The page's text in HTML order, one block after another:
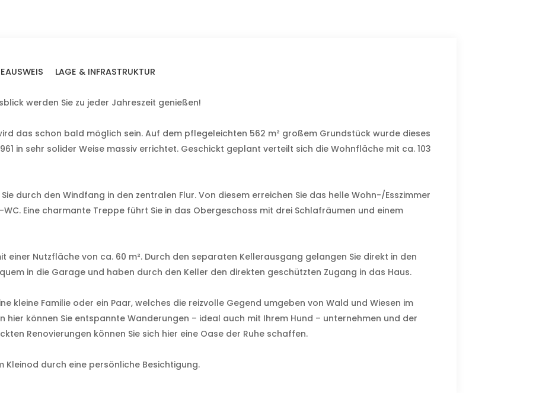
LAGE & INFRASTRUKTUR
werden Sie zu jeder Jahreszeit genießen!
das schon bald möglich sein. Auf dem pflegeleichten 562 m² großem Grundstück wurde dieses
in sehr solider Weise massiv errichtet. Geschickt geplant verteilt sich die Wohnfläche mit ca. 103
durch den Windfang in den zentralen Flur. Von diesem erreichen Sie das helle Wohn-/Esszimmer
Eine charmante Treppe führt Sie in das Obergeschoss mit drei Schlafräumen und einem
einer Nutzfläche von ca. 60 m². Durch den separaten Kellerausgang gelangen Sie direkt in den
in die Garage und haben durch den Keller den direkten geschützten Zugang in das Haus.
kleine Familie oder ein Paar, welches die reizvolle Gegend umgeben von Wald und Wiesen im
hier können Sie entspannte Wanderungen – ideal auch mit Ihrem Hund – unternehmen und der
Renovierungen können Sie sich hier eine Oase der Ruhe schaffen.
Kleinod durch eine persönliche Besichtigung.